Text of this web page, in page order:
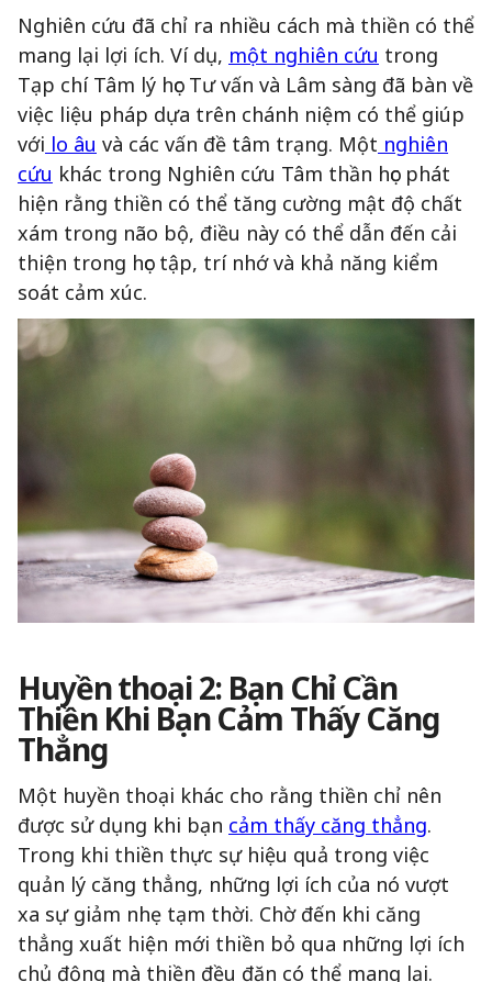
Nghiên cứu đã chỉ ra nhiều cách mà thiền có thể
mang lại lợi ích. Ví dụ, một nghiên cứu trong
Tạp chí Tâm lý học Tư vấn và Lâm sàng đã bàn về
việc liệu pháp dựa trên chánh niệm có thể giúp
với lo âu và các vấn đề tâm trạng. Một nghiên
cứu khác trong Nghiên cứu Tâm thần học phát
hiện rằng thiền có thể tăng cường mật độ chất
xám trong não bộ, điều này có thể dẫn đến cải
thiện trong học tập, trí nhớ và khả năng kiểm
soát cảm xúc.
Huyền thoại 2: Bạn Chỉ Cần
Thiền Khi Bạn Cảm Thấy Căng
Thẳng
Một huyền thoại khác cho rằng thiền chỉ nên
được sử dụng khi bạn cảm thấy căng thẳng.
Trong khi thiền thực sự hiệu quả trong việc
quản lý căng thẳng, những lợi ích của nó vượt
xa sự giảm nhẹ tạm thời. Chờ đến khi căng
thẳng xuất hiện mới thiền bỏ qua những lợi ích
chủ động mà thiền đều đặn có thể mang lại.